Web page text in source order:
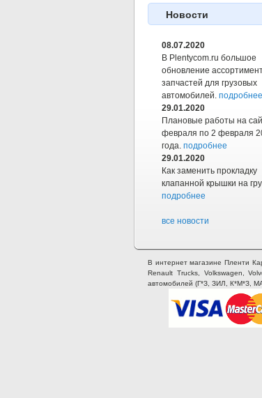
Новости
08.07.2020
В Plentycom.ru большое
обновление
запчастей для грузовых
автомобилей. подробнее
29.01.2020
Плановые работы на
февраля по 2 февраля
года. подробнее
29.01.2020
Как заменить прокладку
клапанной крышки на
подробнее
все новости
В интернет магазине Пленти
Renault Trucks, Volkswagen,
автомобилей (Г*З, ЗИЛ, К*М*З,